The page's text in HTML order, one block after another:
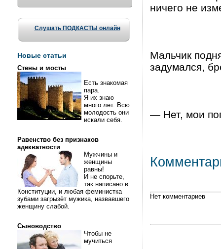
Слушать ПОДКАСТЫ онлайн
Новые статьи
Стены и мосты
Есть знакомая
пара.
Я их знаю
много лет. Всю
молодость они
искали себя.
Равенство без признаков
адекватности
Мужчины и
женщины
равны!
И не спорьте,
так написано в
Конституции, и любая феминистка
зубами загрызёт мужика, назвавшего
женщину слабой.
Сыноводство
Чтобы не
мучиться
ничего не
Мальчик
задумался,
— Нет, мои
Нет комментариев